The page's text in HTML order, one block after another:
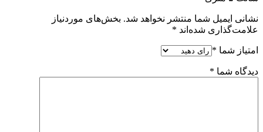
نشانی ایمیل شما منتشر نخواهد شد. بخش‌های موردنیاز
علامت‌گذاری شده‌اند *
امتیاز شما *
دیدگاه شما *